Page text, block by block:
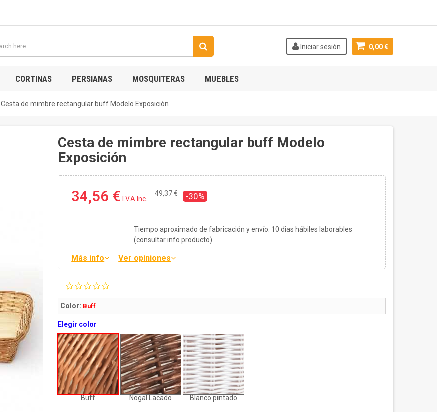
0,00 €
Iniciar sesión
CORTINAS PERSIANAS MOSQUITERAS MUEBLES
Cesta de mimbre rectangular buff Modelo Exposición
Cesta de mimbre rectangular buff Modelo
Exposición
34,56 € I.V.A Inc.
49,37 € -30%
Tiempo aproximado de fabricación y envío: 10 dias hábiles laborables
(consultar info producto)
Más info Ver opiniones
Color: Buff
Elegir color
Buff Nogal Lacado Blanco pintado